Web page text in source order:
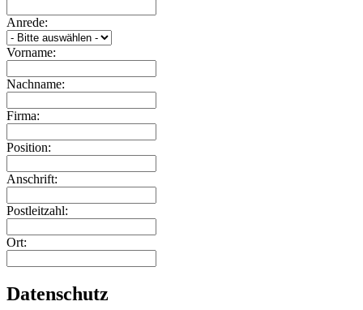
Anrede:
Vorname:
Nachname:
Firma:
Position:
Anschrift:
Postleitzahl:
Ort:
Datenschutz